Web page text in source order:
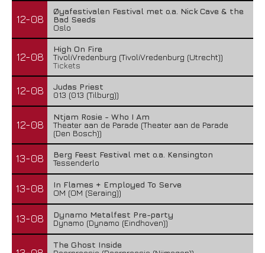
12-08
Øyafestivalen Festival met o.a. Nick Cave & the
Bad Seeds
Oslo
12-08
High On Fire
TivoliVredenburg (TivoliVredenburg (Utrecht))
Tickets
12-08
Judas Priest
013 (013 (Tilburg))
12-08
Ntjam Rosie - Who I Am
Theater aan de Parade (Theater aan de Parade
(Den Bosch))
13-08
Berg Feest Festival met o.a. Kensington
Tessenderlo
13-08
In Flames + Employed To Serve
OM (OM (Seraing))
13-08
Dynamo Metalfest Pre-party
Dynamo (Dynamo (Eindhoven))
The Ghost Inside